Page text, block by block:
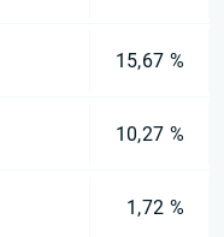
15,67 %
10,27 %
1,72 %